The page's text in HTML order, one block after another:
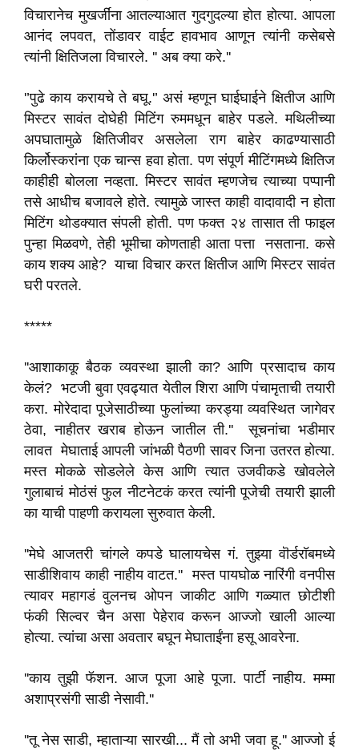
विचारानेच मुखर्जींना आतल्याआत गुदगुदल्या होत होत्या. आपला
आनंद लपवत, तोंडावर वाईट हावभाव आणून त्यांनी कसेबसे
त्यांनी क्षितिजला विचारले. '' अब क्या करे.''
'’पुढे काय करायचे ते बघू.'’ असं म्हणून घाईघाईने क्षितीज आणि
मिस्टर सावंत दोघेही मिटिंग रुममधून बाहेर पडले. मथिलीच्या
अपघातामुळे क्षितिजीवर असलेला राग बाहेर काढण्यासाठी
किर्लोस्करांना एक चान्स हवा होता. पण संपूर्ण मीटिंगमध्ये क्षितिज
काहीही बोलला नव्हता. मिस्टर सावंत म्हणजेच त्याच्या पप्पानी
तसे आधीच बजावले होते. त्यामुळे जास्त काही वादावादी न होता
मिटिंग थोडक्यात संपली होती. पण फक्त २४ तासात ती फाइल
पुन्हा मिळवणे, तेही भूमीचा कोणताही आता पत्ता नसताना. कसे
काय शक्य आहे? याचा विचार करत क्षितीज आणि मिस्टर सावंत
घरी परतले.
*****
''आशाकाकू बैठक व्यवस्था झाली का? आणि प्रसादाच काय
केलं? भटजी बुवा एवढ्यात येतील शिरा आणि पंचामृताची तयारी
करा. मोरेदादा पूजेसाठीच्या फुलांच्या करड्या व्यवस्थित जागेवर
ठेवा, नाहीतर खराब होऊन जातील ती.'' सूचनांचा भडीमार
लावत मेघाताई आपली जांभळी पैठणी सावर जिना उतरत होत्या.
मस्त मोकळे सोडलेले केस आणि त्यात उजवीकडे खोवलेले
गुलाबाचं मोठंसं फुल नीटनेटकं करत त्यांनी पूजेची तयारी झाली
का याची पाहणी करायला सुरुवात केली.
''मेघे आजतरी चांगले कपडे घालायचेस गं. तुझ्या वॊर्डरॉबमध्ये
साडीशिवाय काही नाहीय वाटत.'' मस्त पायघोळ नारिंगी वनपीस
त्यावर महागडं वुलनच ओपन जाकीट आणि गळ्यात छोटीशी
फंकी सिल्वर चैन असा पेहेराव करून आज्जो खाली आल्या
होत्या. त्यांचा असा अवतार बघून मेघाताईंना हसू आवरेना.
''काय तुझी फॅशन. आज पूजा आहे पूजा. पार्टी नाहीय. मम्मा
अशाप्रसंगी साडी नेसावी.''
''तू नेस साडी, म्हाताऱ्या सारखी... मैं तो अभी जवा हू.'' आज्जो ई